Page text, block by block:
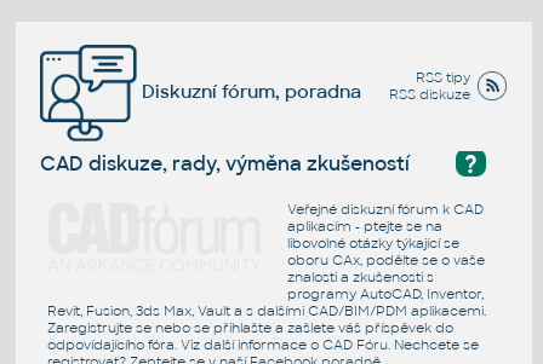
RSS tipy
RSS diskuze
Diskuzní fórum, poradna
?
CAD diskuze, rady, výměna zkušeností
Veřejné diskuzní fórum k CAD
aplikacím - ptejte se na
libovolné otázky týkající se
oboru CAx, podělte se o vaše
znalosti a zkušenosti s
programy AutoCAD, Inventor,
Revit, Fusion, 3ds Max, Vault a s dalšími CAD/BIM/PDM aplikacemi.
Zaregistrujte se nebo se přihlašte a zašlete váš příspěvek do
odpovídajícího fóra. Viz další informace o CAD Fóru. Nechcete se